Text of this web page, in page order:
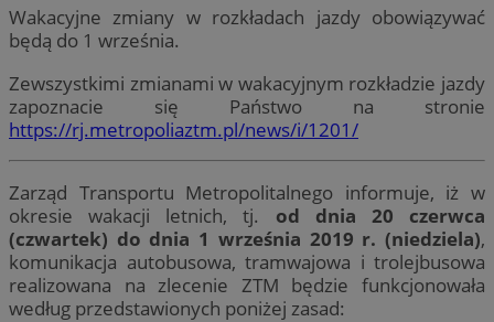
Wakacyjne zmiany w rozkładach jazdy obowiązywać
będą do 1 września.
Zewszystkimi zmianami w wakacyjnym rozkładzie jazdy
zapoznacie się Państwo na stronie
https://rj.metropoliaztm.pl/news/i/1201/
Zarząd Transportu Metropolitalnego informuje, iż w
okresie wakacji letnich, tj. od dnia 20 czerwca
(czwartek) do dnia 1 września 2019 r. (niedziela),
komunikacja autobusowa, tramwajowa i trolejbusowa
realizowana na zlecenie ZTM będzie funkcjonowała
według przedstawionych poniżej zasad: